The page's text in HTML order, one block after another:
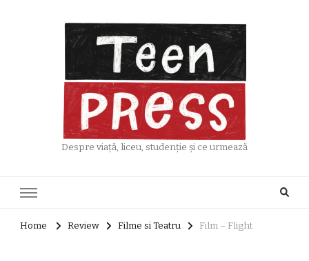
Despre viață, liceu, studenție și ce urmează
Home Review Filme si Teatru Film – Flight